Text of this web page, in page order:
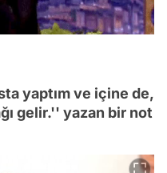
yaptım ve içine de,
gelir.'' yazan bir not